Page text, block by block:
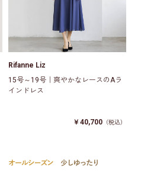
Rifanne Liz
15号～19号｜爽やかなレースのAラ
インドレス
￥40,700 （税込）